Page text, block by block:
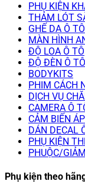
PHỤ KIỆN
THẢM LÓT
GHẾ DA Ô TÔ
MÀN HÌNH
ĐỘ LOA Ô TÔ
ĐỘ ĐÈN Ô TÔ
BODYKITS
PHIM CÁCH
DỊCH VỤ
CAMERA Ô
CẢM BIẾN
DÁN DECAL
PHỤ KIỆN
PHUỘC/
Phụ kiện theo